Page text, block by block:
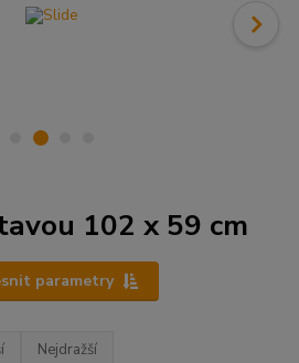
102 x 59 cm
parametry
Nejdražší